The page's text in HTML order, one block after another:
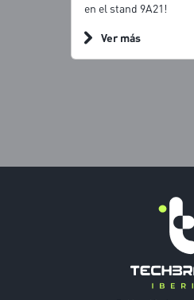
en el stand 9A21!
Ver más